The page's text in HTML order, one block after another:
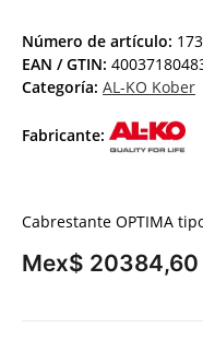
Número de artículo:
EAN / GTIN:
Categoría: AL-KO Kober
Fabricante:
Cabrestante OPTIMA
Mex$ 20384,60